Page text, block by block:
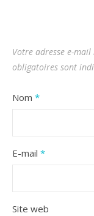
Votre adresse e-
obligatoires sont
Nom *
E-mail *
Site web